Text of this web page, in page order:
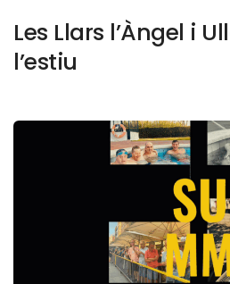
Les Llars l’Àngel i
l’estiu